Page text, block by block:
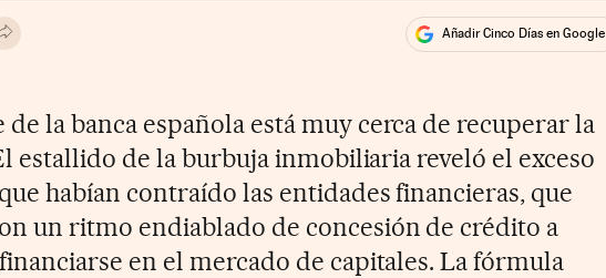
en Facebook
en Twitter
Desplegar Redes Sociales Añadir Cinco Días en Google
de la banca española está muy cerca de recuperar la
estallido de la burbuja inmobiliaria reveló el exceso
habían contraído las entidades financieras, que
un ritmo endiablado de concesión de crédito a
en el mercado de capitales. La fórmula